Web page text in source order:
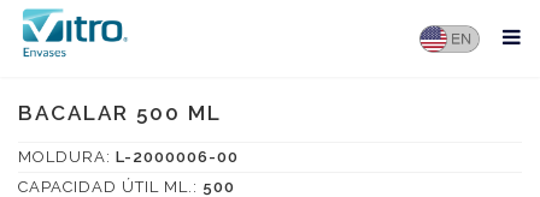
BACALAR 500 ML
MOLDURA: L-2000006-00
CAPACIDAD ÚTIL ML.: 500